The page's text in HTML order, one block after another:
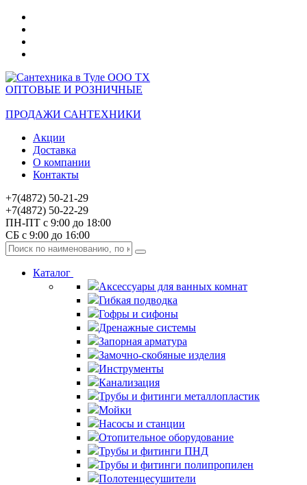
ОПТОВЫЕ И РОЗНИЧНЫЕ
ПРОДАЖИ САНТЕХНИКИ
Акции
Доставка
О компании
Контакты
+7(4872) 50-21-29
+7(4872) 50-22-29
ПН-ПТ с 9:00 до 18:00
СБ с 9:00 до 16:00
Каталог
Аксессуары для ванных комнат
Гибкая подводка
Гофры и сифоны
Дренажные системы
Запорная арматура
Замочно-скобяные изделия
Инструменты
Канализация
Трубы и фитинги металлопластик
Мойки
Насосы и станции
Отопительное оборудование
Трубы и фитинги ПНД
Трубы и фитинги полипропилен
Полотенцесушители